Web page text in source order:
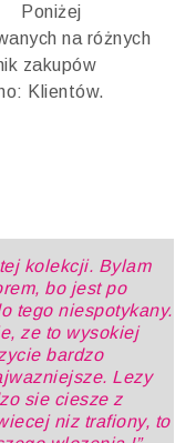
Poniżej
na różnych
zakupów
Klientów.
kolekcji. Bylam
bo jest po
tego niespotykany.
ze to wysokiej
bardzo
Lezy
sie ciesze z
niz trafiony, to